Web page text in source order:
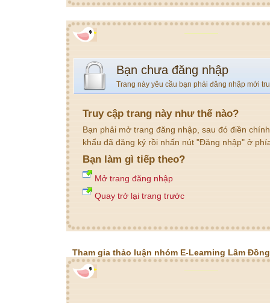
Bạn chưa đăng nhập
Trang này yêu cầu bạn phải đăng nhập mới
Truy cập trang này như thế nào?
Bạn phải mở trang đăng nhập, sau đó điền
khẩu đã đăng ký rồi nhấn nút "Đăng nhập" ở
Bạn làm gì tiếp theo?
Mở trang đăng nhập
Quay trở lại trang trước
Tham gia thảo luận nhóm E-Learning Lâm Đồng